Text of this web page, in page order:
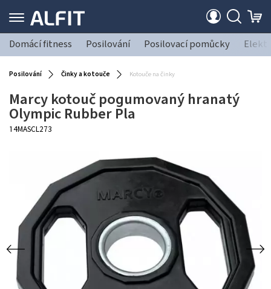
Domácí fitness Posilování Posilovací pomůcky
Posilování Činky a kotouče Kotouče na činky
Marcy kotouč pogumovaný hranatý
Olympic Rubber Pla
14MASCL273